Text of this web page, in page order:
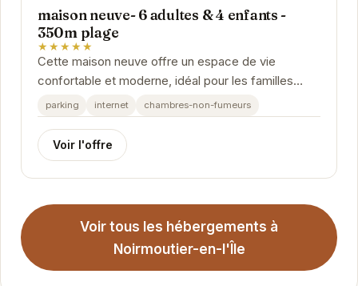
maison neuve- 6 adultes & 4 enfants -
350m plage
★★★★★
Cette maison neuve offre un espace de vie
confortable et moderne, idéal pour les familles
nombreuses ou les groupes d'amis. Sa proximité
avec la...
parking internet chambres-non-fumeurs
Voir l'offre
Voir tous les hébergements à
Noirmoutier-en-l'Île